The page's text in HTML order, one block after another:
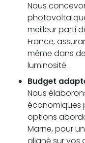
Nous
meilleur parti
France,
même dans
luminosité.
Budget
Nous
économiques
options
Marne, pour